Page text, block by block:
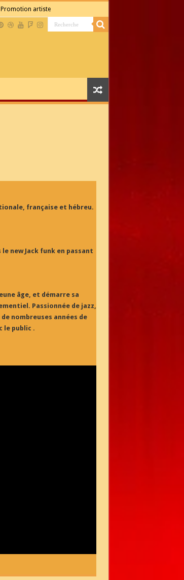
Promotion artiste
française et hébreu.
new Jack funk en passant
âge, et démarre sa
Passionnée de jazz,
nombreuses années de
le public .